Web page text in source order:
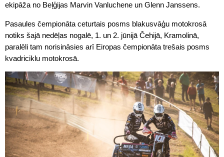
ekipāža no Beļģijas Marvin Vanluchene un Glenn Janssens.
Pasaules čempionāta ceturtais posms blakusvāģu motokrosā
notiks šajā nedēļas nogalē, 1. un 2. jūnijā Čehijā, Kramolinā,
paralēli tam norisināsies arī Eiropas čempionāta trešais posms
kvadriciklu motokrosā.